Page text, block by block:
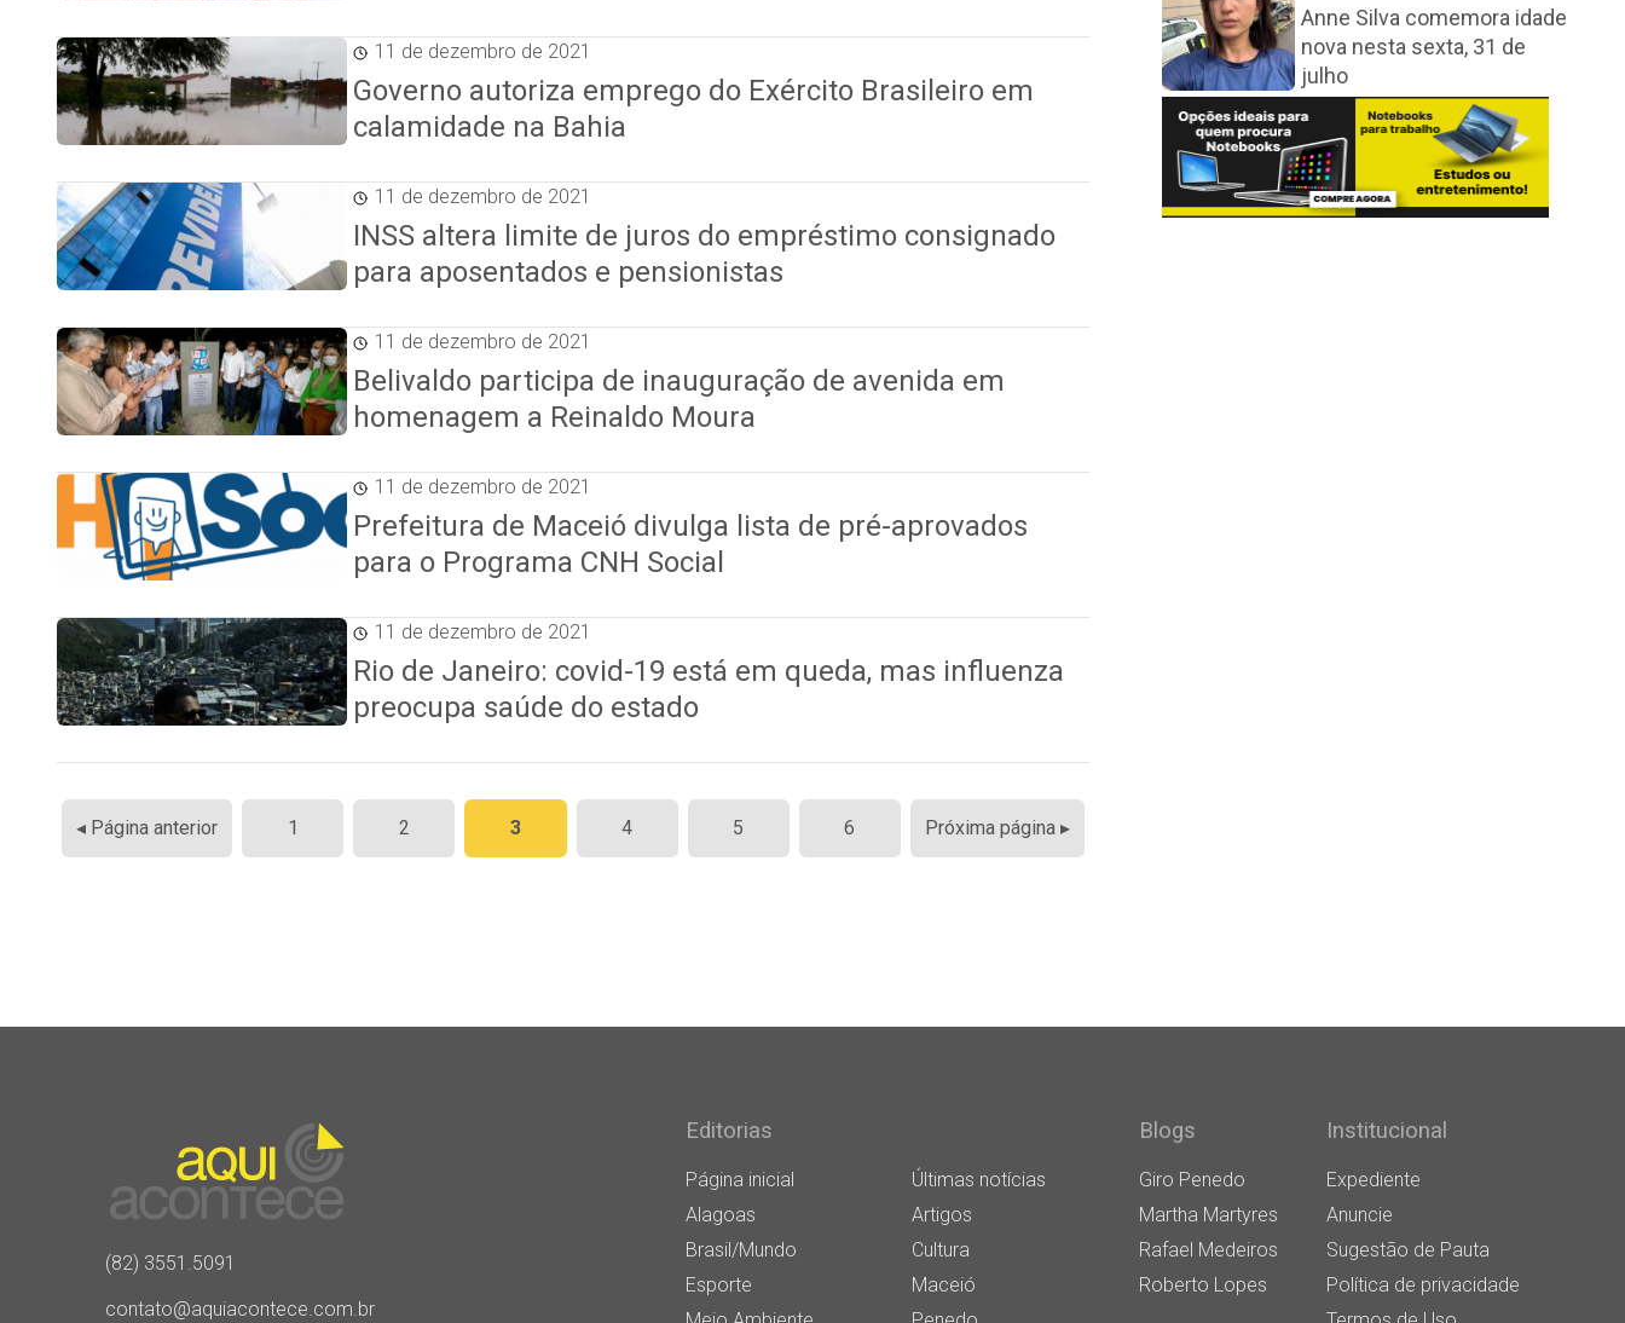
11 de dezembro de 2021
Governo autoriza emprego do Exército Brasileiro em
calamidade na Bahia
11 de dezembro de 2021
INSS altera limite de juros do empréstimo consignado
para aposentados e pensionistas
11 de dezembro de 2021
Belivaldo participa de inauguração de avenida em
homenagem a Reinaldo Moura
11 de dezembro de 2021
Prefeitura de Maceió divulga lista de pré-aprovados
para o Programa CNH Social
11 de dezembro de 2021
Rio de Janeiro: covid-19 está em queda, mas influenza
preocupa saúde do estado
Paginação
de
◂ Página anterior 1 2 3 4 5 6 Próxima página ▸
Anne Silva comemora idade
nova nesta sexta, 31 de
julho
(82) 3551.5091
contato@aquiacontece.com.br
Editorias
Página inicial
Últimas notícias
Alagoas
Artigos
Brasil/Mundo
Cultura
Esporte
Maceió
Blogs
Giro Penedo
Martha Martyres
Rafael Medeiros
Roberto Lopes
Institucional
Expediente
Anuncie
Sugestão de Pauta
Política de privacidade